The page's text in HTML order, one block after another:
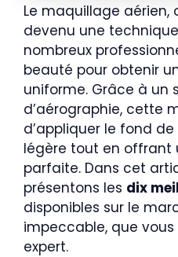
Le maquillage aérien,
devenu une
nombreux
beauté pour obtenir
uniforme. Grâce à un
d’aérographie, cette
d’appliquer le fond
légère tout en offrant
parfaite. Dans cet
présentons les dix
disponibles sur le
impeccable, que
expert.